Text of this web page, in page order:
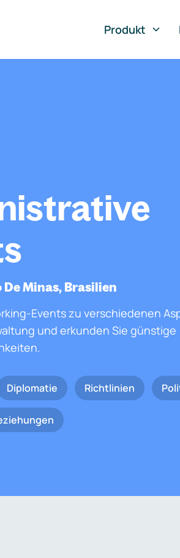
Produkt
Minas, Brasilien
Events zu verschiedenen
und erkunden Sie günstige
Diplomatie Richtlinien